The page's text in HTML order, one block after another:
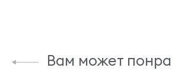
Вам может